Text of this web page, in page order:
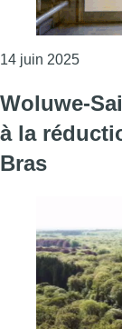
14 juin 2025
Woluwe-
à la
Bras